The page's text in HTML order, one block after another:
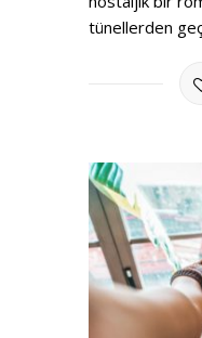
tünellerden